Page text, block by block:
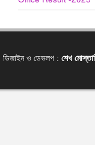
ডিজাইন ও ডেভলপ : শেখ